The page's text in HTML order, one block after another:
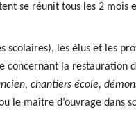
se réunit tous les 2
scolaires), les élus et les
la restauration
chantiers école,
le maître d’ouvrage dans